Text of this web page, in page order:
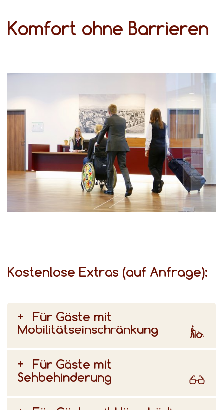
Komfort ohne Barrieren
Kostenlose Extras (auf Anfrage):
Für Gäste mit
Mobilitätseinschränkung
Für Gäste mit
Sehbehinderung